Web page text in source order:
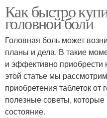
Как быстро
головной боли
Головная боль может
планы и дела. В такие
и эффективно
этой статье мы
приобретения таблеток
полезные советы,
состояние.